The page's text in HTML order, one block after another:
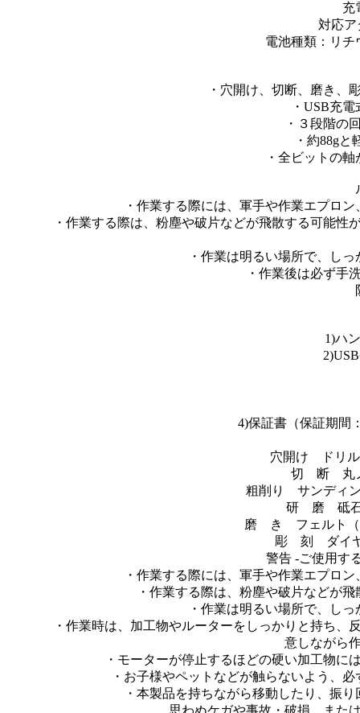
充
対応
電池種類：リチ
・穴開け、切断、磨き、
・USB充
・３段階の
・約88g
・全ビットの
・作業する際には、軍手や作業エプロ
・作業する際は、粉塵や破片などが飛散する可能
・作業は明るい場所で、し
・作業後は必ず手
1)ハ
4)保証書（保証期間
穴開け ドリル
切 断 丸ノ
粗削り サンディ
研 磨 砥石
磨 き フェルト（
彫 刻 ダイヤ
警告 -ご使用す
・作業する際には、軍手や作業エプロ
・作業する際は、粉塵や破片などが
・作業は明るい場所で、し
・作業時は、加工物やルーターをしっかりと持ち
意しながら
・モーターが停止するほどの硬い加工物に
・お子様やペットなどが触らないよう、
・本製品を持ちながら移動したり、振
思わぬケガや事故・破損、また